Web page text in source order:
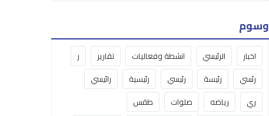
وسوم
اخبار الرئيسي انشطة وفعاليات تقارير
ر
رئسي
رئيسة رئيسي رئيسية
رائيسي
ري
رياضه صلوات
طقس